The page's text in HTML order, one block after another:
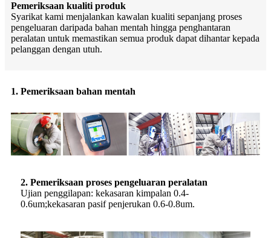
Pemeriksaan kualiti produk
Syarikat kami menjalankan kawalan kualiti sepanjang proses
pengeluaran daripada bahan mentah hingga penghantaran
peralatan untuk memastikan semua produk dapat dihantar kepada
pelanggan dengan utuh.
1. Pemeriksaan bahan mentah
2. Pemeriksaan proses pengeluaran peralatan
Ujian penggilapan: kekasaran kimpalan 0.4-
0.6um;kekasaran pasif penjerukan 0.6-0.8um.